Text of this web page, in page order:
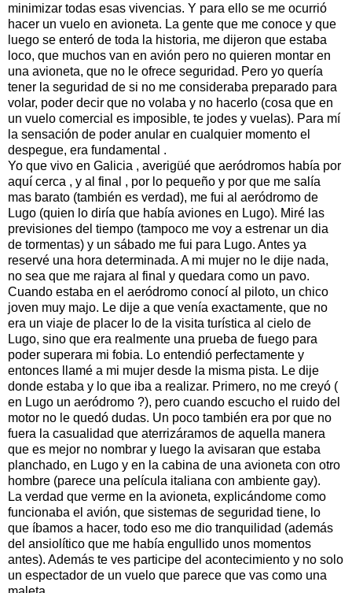
minimizar todas esas vivencias. Y para ello se me ocurrió
hacer un vuelo en avioneta. La gente que me conoce y que
luego se enteró de toda la historia, me dijeron que estaba
loco, que muchos van en avión pero no quieren montar en
una avioneta, que no le ofrece seguridad. Pero yo quería
tener la seguridad de si no me consideraba preparado para
volar, poder decir que no volaba y no hacerlo (cosa que en
un vuelo comercial es imposible, te jodes y vuelas). Para mí
la sensación de poder anular en cualquier momento el
despegue, era fundamental .
Yo que vivo en Galicia , averigüé que aeródromos había por
aquí cerca , y al final , por lo pequeño y por que me salía
mas barato (también es verdad), me fui al aeródromo de
Lugo (quien lo diría que había aviones en Lugo). Miré las
previsiones del tiempo (tampoco me voy a estrenar un dia
de tormentas) y un sábado me fui para Lugo. Antes ya
reservé una hora determinada. A mi mujer no le dije nada,
no sea que me rajara al final y quedara como un pavo.
Cuando estaba en el aeródromo conocí al piloto, un chico
joven muy majo. Le dije a que venía exactamente, que no
era un viaje de placer lo de la visita turística al cielo de
Lugo, sino que era realmente una prueba de fuego para
poder superara mi fobia. Lo entendió perfectamente y
entonces llamé a mi mujer desde la misma pista. Le dije
donde estaba y lo que iba a realizar. Primero, no me creyó (
en Lugo un aeródromo ?), pero cuando escucho el ruido del
motor no le quedó dudas. Un poco también era por que no
fuera la casualidad que aterrizáramos de aquella manera
que es mejor no nombrar y luego la avisaran que estaba
planchado, en Lugo y en la cabina de una avioneta con otro
hombre (parece una película italiana con ambiente gay).
La verdad que verme en la avioneta, explicándome como
funcionaba el avión, que sistemas de seguridad tiene, lo
que íbamos a hacer, todo eso me dio tranquilidad (además
del ansiolítico que me había engullido unos momentos
antes). Además te ves participe del acontecimiento y no solo
un espectador de un vuelo que parece que vas como una